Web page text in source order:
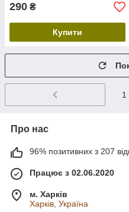
290 ₴
Купити
1
Про нас
96% позитивних з 207
Працює з 02.06.2020
м. Харків
Харків, Україна